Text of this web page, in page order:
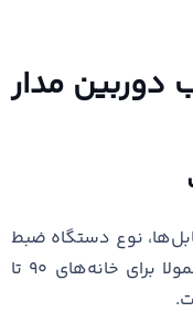
مدار
نوع دستگاه ضبط
و تعداد دوربین‌ها تعیین می‌شود. معمولا برای خانه‌های ۹۰ تا